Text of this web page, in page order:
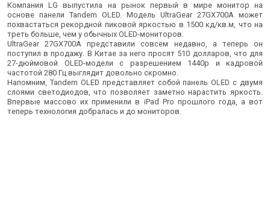
Компания LG выпустила на рынок первый в мире монитор на
основе панели Tandem OLED. Модель UltraGear 27GX700A может
похвастаться рекордной пиковой яркостью в 1500 кд/кв.м, что на
треть больше, чем у обычных OLED-мониторов.
UltraGear 27GX700A представили совсем недавно, а теперь он
поступил в продажу. В Китае за него просят 510 долларов, что для
27-дюймовой OLED-модели с разрешением 1440p и кадровой
частотой 280 Гц выглядит довольно скромно.
Напомним, Tandem OLED представляет собой панель OLED с двумя
слоями светодиодов, что позволяет заметно нарастить яркость.
Впервые массово их применили в iPad Pro прошлого года, а вот
теперь технология добралась и до мониторов.